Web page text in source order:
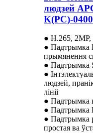
людзей
K(PC)-
● H.265, 2MP,
● Падтрымка
прымянення
● Падтрымка
●
людзей,
лініі
● Падтрымка
● Падтрымка
● Падтрымка
простая ва